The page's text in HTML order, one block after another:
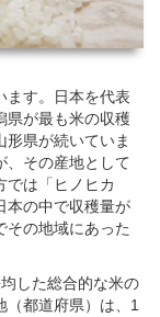
ます。日本を代表
県が最も米の収穫
県が続いていま
、その産地として
では「ヒノヒカ
本の中で収穫量が
その地域にあった
した総合的な米の
都道府県）は、1